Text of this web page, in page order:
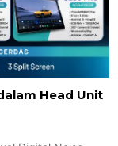
Head Unit